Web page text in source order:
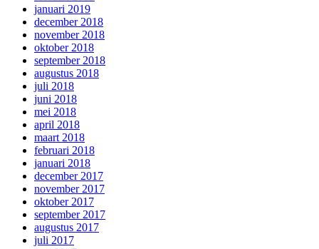
januari 2019
december 2018
november 2018
oktober 2018
september 2018
augustus 2018
juli 2018
juni 2018
mei 2018
april 2018
maart 2018
februari 2018
januari 2018
december 2017
november 2017
oktober 2017
september 2017
augustus 2017
juli 2017